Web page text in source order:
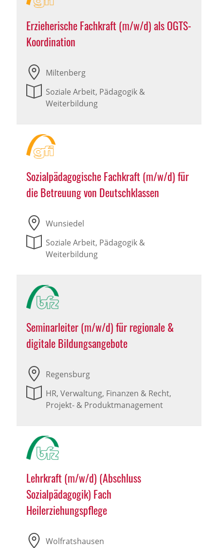
Erzieherische Fachkraft (m/w/d) als OGTS-
Koordination
Miltenberg
Soziale Arbeit, Pädagogik &
Weiterbildung
Sozialpädagogische Fachkraft (m/w/d) für
die Betreuung von Deutschklassen
Wunsiedel
Soziale Arbeit, Pädagogik &
Weiterbildung
Seminarleiter (m/w/d) für regionale &
digitale Bildungsangebote
Regensburg
HR, Verwaltung, Finanzen & Recht,
Projekt- & Produktmanagement
Lehrkraft (m/w/d) (Abschluss
Sozialpädagogik) Fach
Heilerziehungspflege
Wolfratshausen